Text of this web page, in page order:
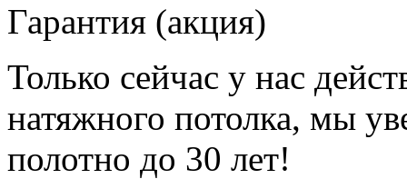
Гарантия (акция)
Только сейчас у нас
натяжного потолка, мы
полотно до 30 лет!